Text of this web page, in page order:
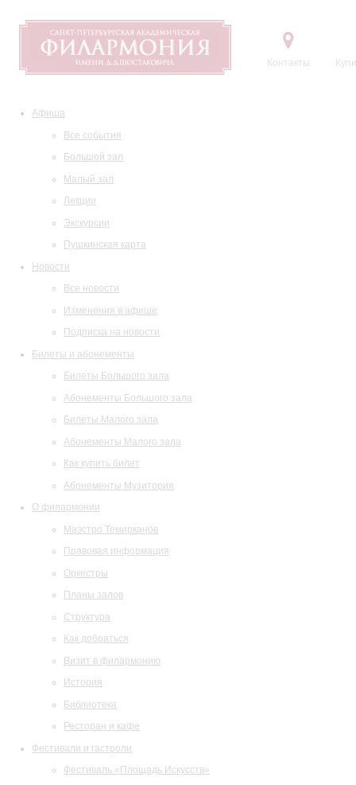
Контакты
Афиша
Все события
Большой зал
Малый зал
Лекции
Экскурсии
Пушкинская карта
Новости
Все новости
Изменения в афише
Подписка на новости
Билеты и абонементы
Билеты Большого зала
Абонементы Большого зала
Билеты Малого зала
Абонементы Малого зала
Как купить билет
Абонементы Музитория
О филармонии
Маэстро Темирканов
Правовая информация
Оркестры
Планы залов
Структура
Как добраться
Визит в филармонию
История
Библиотека
Ресторан и кафе
Фестивали и гастроли
Фестиваль «Площадь Искусств»